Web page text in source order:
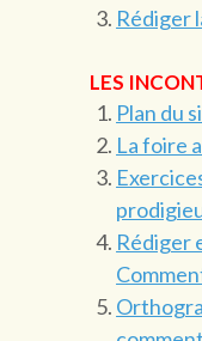
Rédiger
LES
Plan du
La foire
Rédiger